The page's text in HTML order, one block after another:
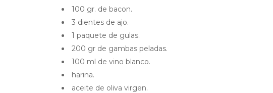
100 gr. de bacon.
3 dientes de ajo.
1 paquete de gulas.
200 gr de gambas peladas.
100 ml de vino blanco.
harina.
aceite de oliva virgen.